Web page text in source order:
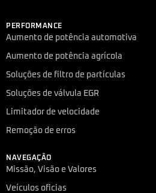
PERFORMANCE
Aumento de potência automotiva
Aumento de potência agrícola
Soluções de filtro de partículas
Soluções de válvula EGR
Limitador de velocidade
Remoção de erros
NAVEGAÇÃO
Missão, Visão e Valores
Veículos oficias